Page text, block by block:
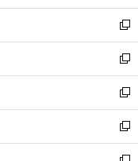
開
く
ウ
で
開
く
ン
ド
ウ
で
開
く
ウ
ィ
ン
ド
ウ
で
開
く
新
し
い
ウ
ィ
ン
ド
ウ
新
し
い
ウ
ィ
ン
新
し
い
ウ
新
し